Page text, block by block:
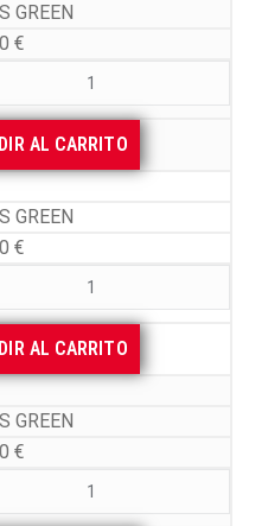
GREEN
€
AL CARRITO
GREEN
€
AL CARRITO
GREEN
€